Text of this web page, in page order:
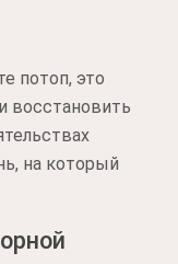
потоп, это
восстановить
на который